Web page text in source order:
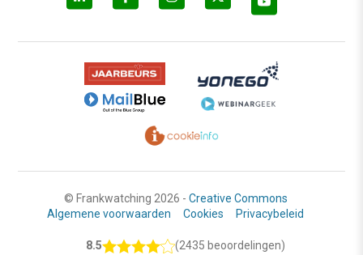
© Frankwatching 2026 - Creative Commons
Algemene voorwaarden
Cookies Privacybeleid
8.5 (2435 beoordelingen)